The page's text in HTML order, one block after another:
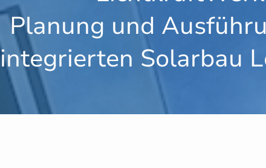
Planung und
integrierten Solarbau